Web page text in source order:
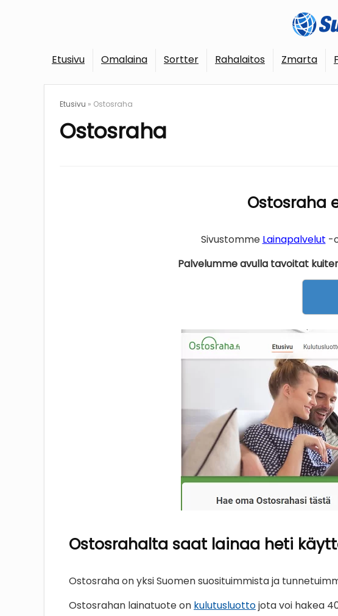
Etusivu Omalaina Sortter Rahalaitos Zmarta
Etusivu » Ostosraha
Ostosraha
Ostosraha
Sivustomme Lainapalvelut -
Palvelumme avulla tavoitat
Ostosrahalta saat lainaa heti
Ostosraha on yksi Suomen suosituimmista ja
Ostosrahan lainatuote on kulutusluottojota voi hakea